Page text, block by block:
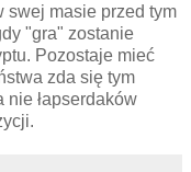
swej masie przed tym
"gra" zostanie
Pozostaje mieć
zda się tym
nie łapserdaków